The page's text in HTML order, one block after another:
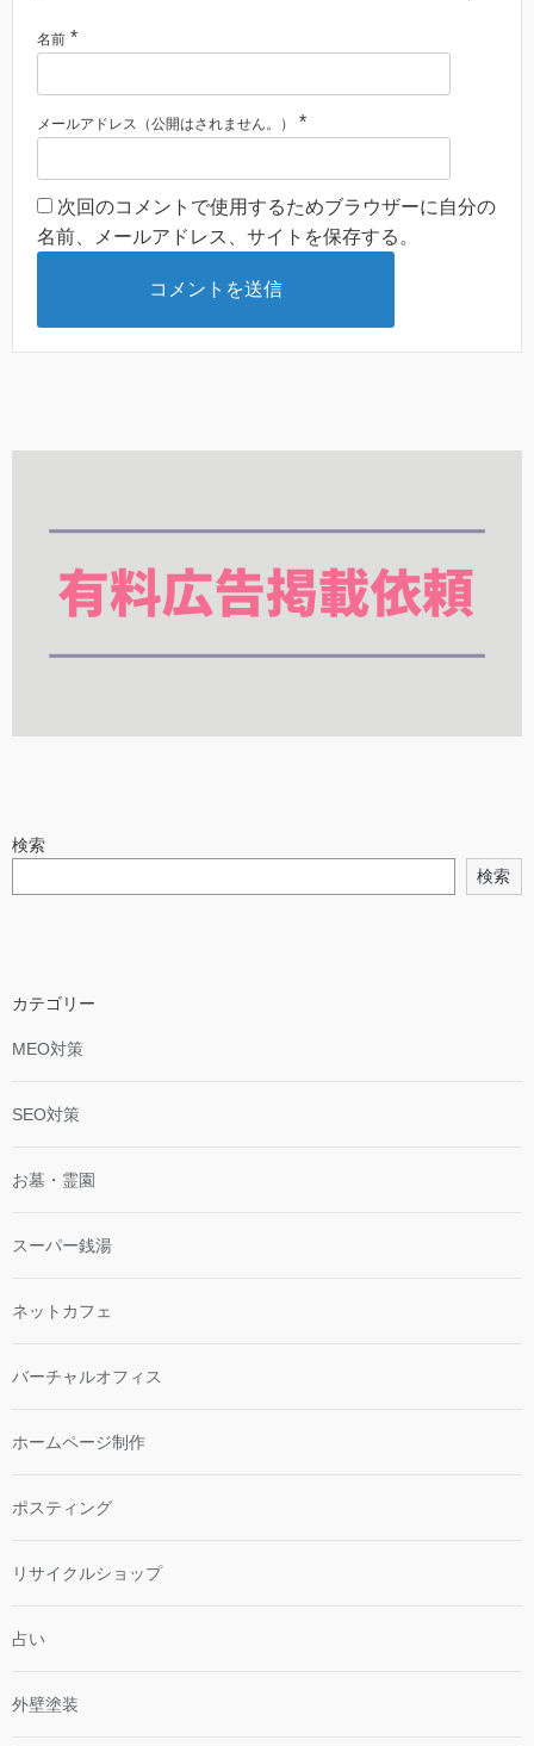
名前 *
メールアドレス（公開はされません。） *
次回のコメントで使用するためブラウザーに自分の
名前、メールアドレス、サイトを保存する。
検索
検索
カテゴリー
MEO対策
SEO対策
お墓・霊園
スーパー銭湯
ネットカフェ
バーチャルオフィス
ホームページ制作
ポスティング
リサイクルショップ
占い
外壁塗装